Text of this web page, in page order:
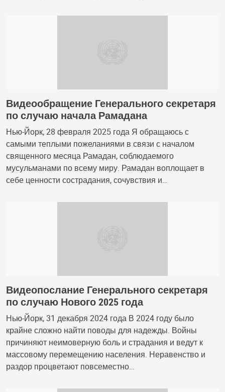
Видеообращение Генерального секретаря
по случаю начала Рамадана
Нью-Йорк, 28 февраля 2025 года Я обращаюсь с
самыми теплыми пожеланиями в связи с началом
священного месяца Рамадан, соблюдаемого
мусульманами по всему миру. Рамадан воплощает в
себе ценности сострадания, сочувствия и…
Видеопослание Генерального секретаря
по случаю Нового 2025 года
Нью-Йорк, 31 декабря 2024 года В 2024 году было
крайне сложно найти поводы для надежды. Войны
причиняют неимоверную боль и страдания и ведут к
массовому перемещению населения. Неравенство и
раздор процветают повсеместно…